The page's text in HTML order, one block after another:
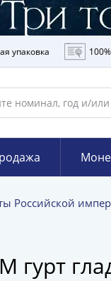
упаковка
Российской
гурт